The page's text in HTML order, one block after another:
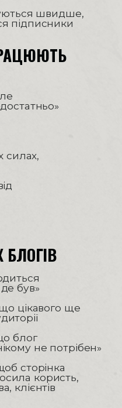
швидше,
підписники
силах,
був»
цікавого ще
блог
не потрібен»
сторінка
користь,
клієнтів